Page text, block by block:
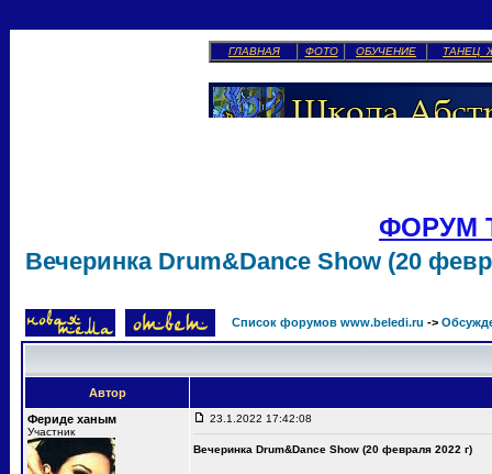
ГЛАВНАЯ ФОТО ОБУЧЕНИЕ ТАНЕЦ
ФОРУМ
Вечеринка Drum&Dance Show (20
Список форумов www.beledi.ru ->
Автор
Фериде ханым
Участник
23.1.2022 17:42:08
Вечеринка Drum&Dance Show (20 февраля 2022 г)